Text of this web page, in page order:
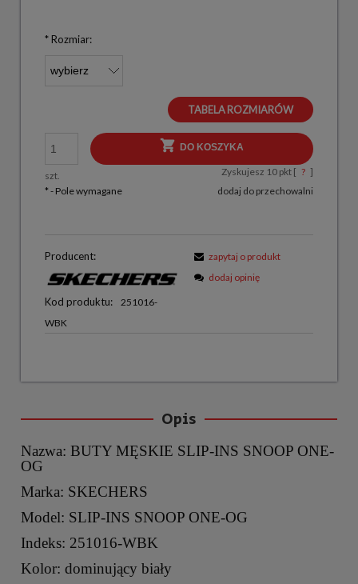
* Rozmiar:
TABELA ROZMIARÓW
szt.
DO KOSZYKA
Zyskujesz 10pkt [ ? ]
dodaj do przechowalni
* - Pole wymagane
Producent:
Kod produktu:
251016-
WBK
zapytaj o produkt
dodaj opinię
Opis
Nazwa: BUTY MĘSKIE SLIP-INS SNOOP ONE-
OG
Marka: SKECHERS
Model: SLIP-INS SNOOP ONE-OG
Indeks: 251016-WBK
Kolor: dominujący biały